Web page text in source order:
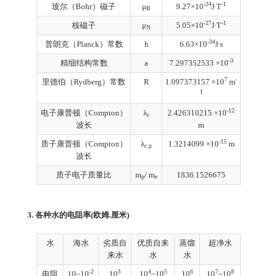
玻尔（Bohr）磁子 μB 9.27×10-24J∙T-1
核磁子 μN 5.05×10-27J∙T-1
普朗克（Planck）常数 h 6.63×10-34J∙s
精细结构常数 a 7.297352533 ×10-3
里德伯（Rydberg）常数 R 1.097373157 ×107 m-
1
电子康普顿（Compton）
波长
λc 2.426310215 ×10-12
m
质子康普顿（Compton）
波长
λc.p 1.3214099 ×10-15m
质子电子质量比 mp/ me 1836.1526675
3. 各种水的电阻率(欧姆.厘米)
水 海水
劣质自
来水
优质自来
水
蒸馏
水
超净水
电阻 10~10-2 103 104~105 106 107~108